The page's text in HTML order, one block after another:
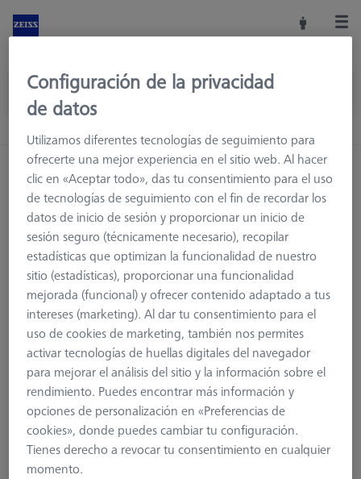
Página no encontrada.
¡404 - hemos explorado todo!
Este error puede tener varias causas, por ej. La página ya no
existe en nuestro servidor o hay un error en la URL.
Configuración de la privacidad
de datos
Utilizamos diferentes tecnologías de seguimiento para
ofrecerte una mejor experiencia en el sitio web. Al hacer
clic en «Aceptar todo», das tu consentimiento para el uso
de tecnologías de seguimiento con el fin de recordar los
datos de inicio de sesión y proporcionar un inicio de
sesión seguro (técnicamente necesario), recopilar
estadísticas que optimizan la funcionalidad de nuestro
sitio (estadísticas), proporcionar una funcionalidad
mejorada (funcional) y ofrecer contenido adaptado a tus
intereses (marketing). Al dar tu consentimiento para el
uso de cookies de marketing, también nos permites
activar tecnologías de huellas digitales del navegador
para mejorar el análisis del sitio y la información sobre el
rendimiento. Puedes encontrar más información y
opciones de personalización en «Preferencias de
cookies», donde puedes cambiar tu configuración.
Tienes derecho a revocar tu consentimiento en cualquier
momento.